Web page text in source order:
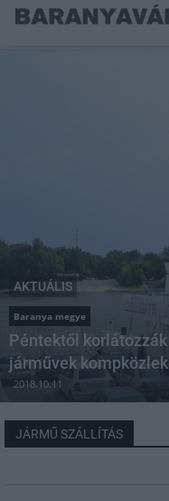
AKTUÁLIS
Baranya megye
Péntektől
járművek
2018.10.11
JÁRMŰ SZÁLLÍTÁS